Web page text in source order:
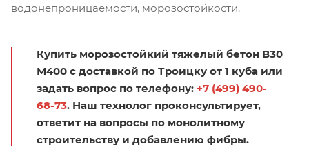
водонепроницаемости, морозостойкости.
Купить морозостойкий тяжелый бетон В30
М400 с доставкой по Троицку от 1 куба или
задать вопрос по телефону: +7 (499) 490-
68-73. Наш технолог проконсультирует,
ответит на вопросы по монолитному
строительству и добавлению фибры.